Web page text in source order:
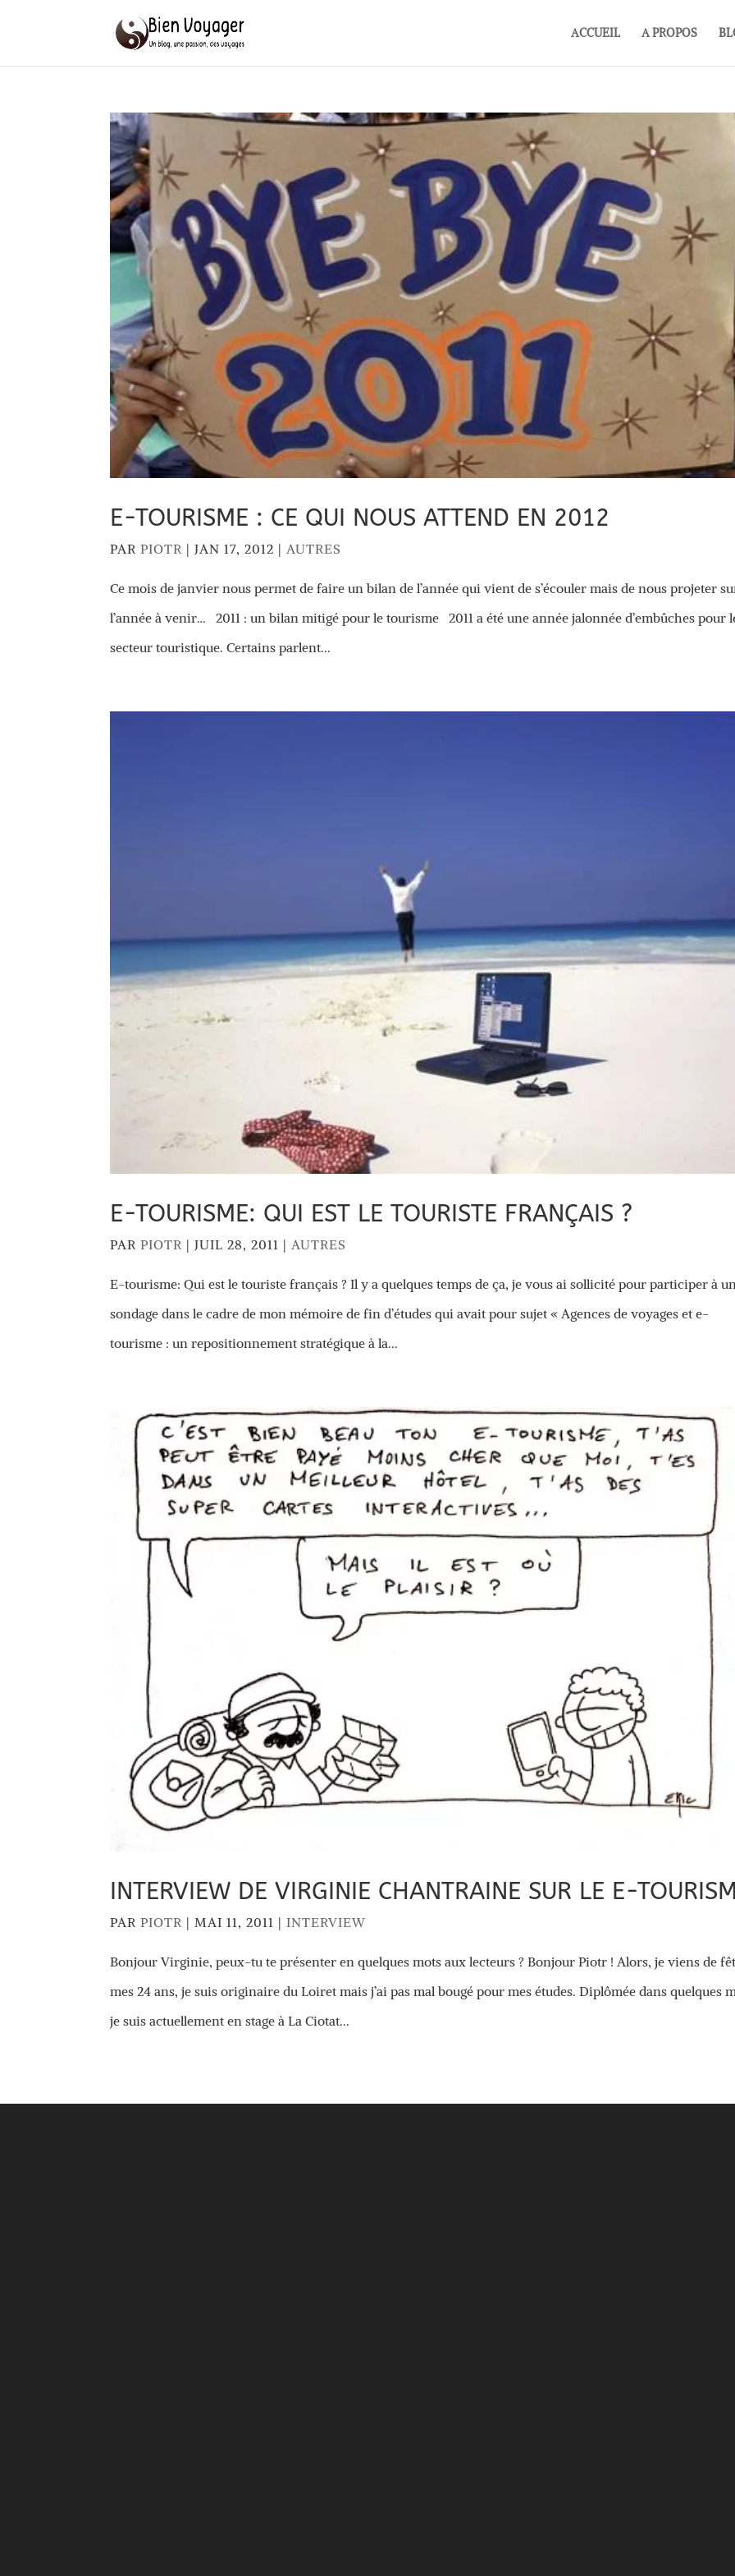
ACCUEIL A PROPOS
E-TOURISME : CE QUI NOUS ATTEND EN 2012
PARPIOTR |JAN 17, 2012 |AUTRES
Ce mois de janvier nous permet de faire un bilan de l’année qui vient de s’écouler mais de nous projeter
l’année à venir… 2011 : un bilan mitigé pour le tourisme 2011 a été une année jalonnée d’embûches pour
secteur touristique. Certains parlent...
E-TOURISME: QUI EST LE TOURISTE FRANÇAIS ?
PARPIOTR |JUIL 28, 2011 | AUTRES
E-tourisme: Qui est le touriste français ? Il y a quelques temps de ça, je vous ai sollicité pour participer à
sondage dans le cadre de mon mémoire de fin d’études qui avait pour sujet « Agences de voyages et e-
tourisme : un repositionnement stratégique à la...
INTERVIEW DE VIRGINIE CHANTRAINE SUR LE E-
PARPIOTR |MAI 11, 2011 |INTERVIEW
Bonjour Virginie, peux-tu te présenter en quelques mots aux lecteurs ? Bonjour Piotr ! Alors, je viens de
mes 24 ans, je suis originaire du Loiret mais j’ai pas mal bougé pour mes études. Diplômée dans quelques
je suis actuellement en stage à La Ciotat...